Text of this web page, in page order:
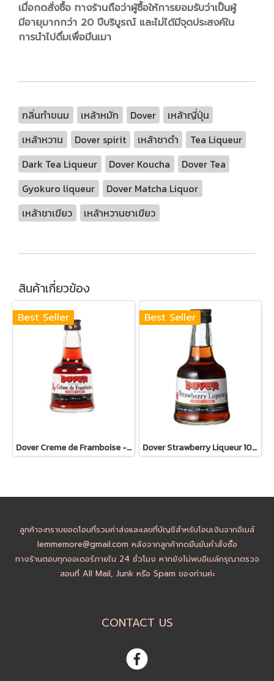
เมื่อกดสั่งซื้อ ทางร้านถือว่าผู้ซื้อให้การยอมรับว่าเป็นผู้
มีอายุมากกว่า 20 ปีบริบูรณ์ และไม่ได้มีจุดประสงค์ใน
การนำไปดื่มเพื่อมึนเมา
กลิ่นทำขนม เหล้าหมัก Dover
เหล้าญี่ปุ่น
เหล้าหวาน
Dover spirit เหล้าชาดำ
Tea Liqueur
Dark Tea Liqueur
Dover Koucha
Dover Tea
Gyokuro liqueur
Dover Matcha Liquor
เหล้าชาเขียว
เหล้าหวานชาเขียว
สินค้าเกี่ยวข้อง
Best Seller
Dover Creme de Framboise - 100ml
Best Seller
Dover Strawberry Liqueur 100ml
ลูกค้าจะทราบยอดโอนที่รวมค่าส่งและเลขที่บัญชีสำหรับโอนเงินจากอีเมล์
lemmemore@gmail.com หลังจากลูกค้ากดยืนยันคำสั่งซื้อ
ทางร้านตอบทุกออเดอร์ภายใน 24 ชั่วโมง หากยังไม่พบอีเมล์กรุณาตรวจ
สอบที่ All Mail, Junk หรือ Spam ของท่านค่ะ
CONTACT US